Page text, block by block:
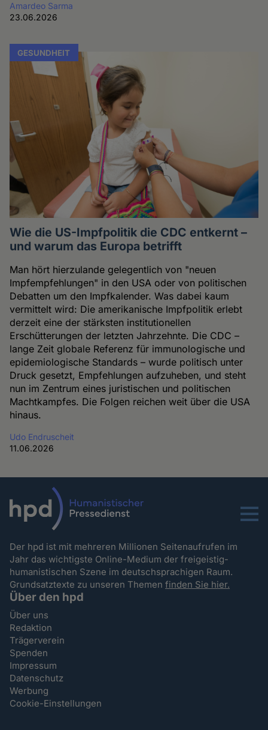
Amardeo Sarma
23.06.2026
GESUNDHEIT
Wie die US-Impfpolitik die CDC entkernt –
und warum das Europa betrifft
Man hört hierzulande gelegentlich von "neuen
Impfempfehlungen" in den USA oder von politischen
Debatten um den Impfkalender. Was dabei kaum
vermittelt wird: Die amerikanische Impfpolitik erlebt
derzeit eine der stärksten institutionellen
Erschütterungen der letzten Jahrzehnte. Die CDC –
lange Zeit globale Referenz für immunologische und
epidemiologische Standards – wurde politisch unter
Druck gesetzt, Empfehlungen aufzuheben, und steht
nun im Zentrum eines juristischen und politischen
Machtkampfes. Die Folgen reichen weit über die USA
hinaus.
Udo Endruscheit
11.06.2026
Menu
Der hpd ist mit mehreren Millionen Seitenaufrufen im
Jahr das wichtigste Online-Medium der freigeistig-
humanistischen Szene im deutschsprachigen Raum.
Grundsatztexte zu unseren Themenfinden Sie hier.
Über den hpd
Über uns
Redaktion
Trägerverein
Spenden
Impressum
Datenschutz
Werbung
Cookie-Einstellungen